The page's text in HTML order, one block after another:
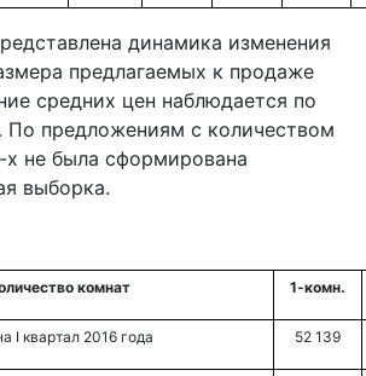
динамика изменения
предлагаемых к продаже
средних цен наблюдается по
По предложениям с количеством
не была сформирована
выборка.
комнат 1-комн.
I квартал 2016 года 52 139